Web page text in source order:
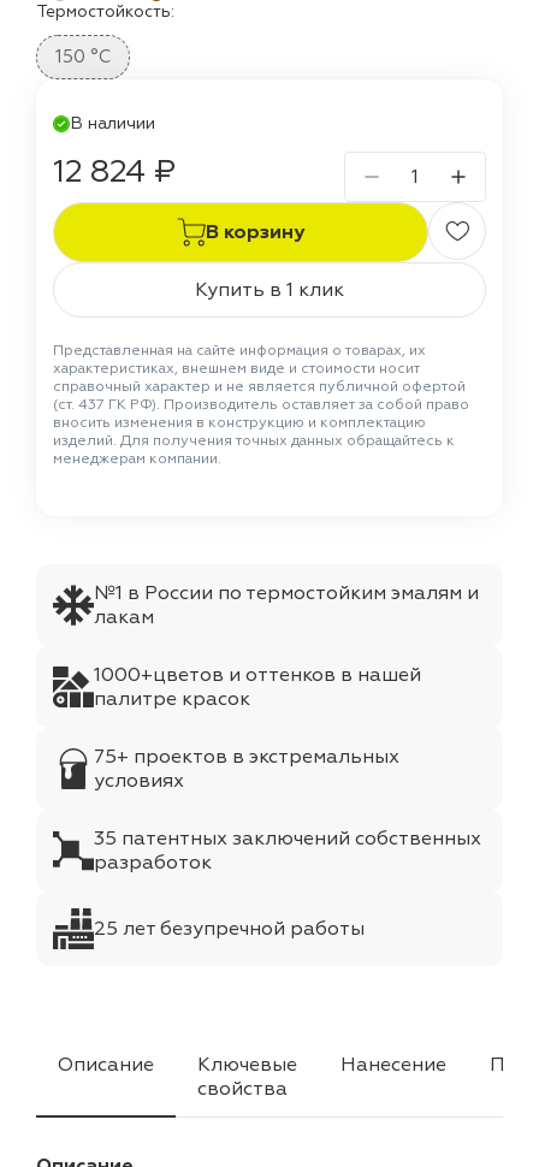
Термостойкость:
150 °C
В наличии
12 824 ₽
В корзину
Купить в 1 клик
Представленная на сайте информация о товарах, их
характеристиках, внешнем виде и стоимости носит
справочный характер и не является публичной офертой
(ст. 437 ГК РФ). Производитель оставляет за собой право
вносить изменения в конструкцию и комплектацию
изделий. Для получения точных данных обращайтесь к
менеджерам компании.
№1 в России по термостойким эмалям и
лакам
1000+цветов и оттенков в нашей
палитре красок
75+ проектов в экстремальных
условиях
35 патентных заключений собственных
разработок
25 лет безупречной работы
Описание
Ключевые
свойства
Нанесение